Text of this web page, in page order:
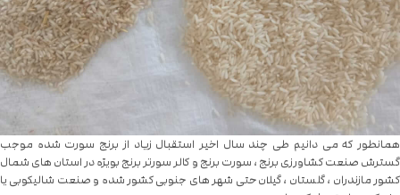
همانطور که می دانیم طی چند سال‌ اخیر استقبال زیاد از برنج سورت شده موجب
گسترش صنعت کشاورزی برنج ، سورت برنج و کالر سورتر برنج بویژه در استان های شمال
کشور مازندران ، گلستان ، گیلان حتی شهر های جنوبی کشور شده و صنعت شالیکوبی یا